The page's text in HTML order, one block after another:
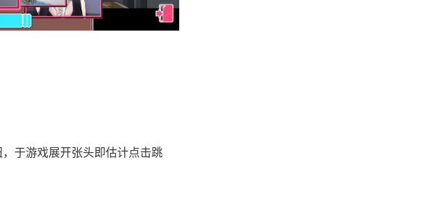
于游戏展开张头即估计点击跳